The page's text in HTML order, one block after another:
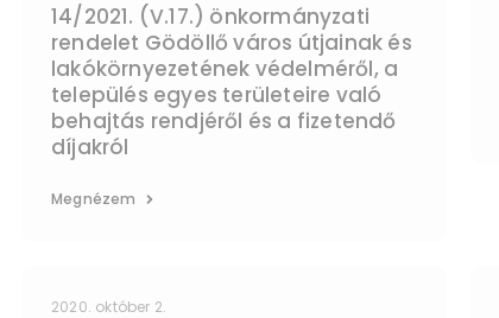
14/2021. (V.17.) önkormányzati
rendelet Gödöllő város útjainak és
lakókörnyezetének védelméről, a
település egyes területeire való
behajtás rendjéről és a fizetendő
díjakról
Megnézem
2020. október 2.